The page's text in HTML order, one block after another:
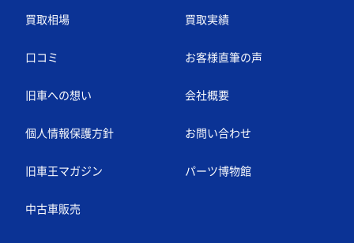
買取相場 買取実績
口コミ お客様直筆の声
旧車への想い 会社概要
個人情報保護方針 お問い合わせ
旧車王マガジン パーツ博物館
中古車販売